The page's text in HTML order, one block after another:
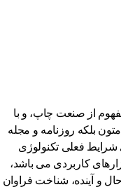
از صنعت چاپ، و با
بلکه روزنامه و مجله
فعلی تکنولوژی
کاربردی می باشد،
آینده، شناخت فراوان